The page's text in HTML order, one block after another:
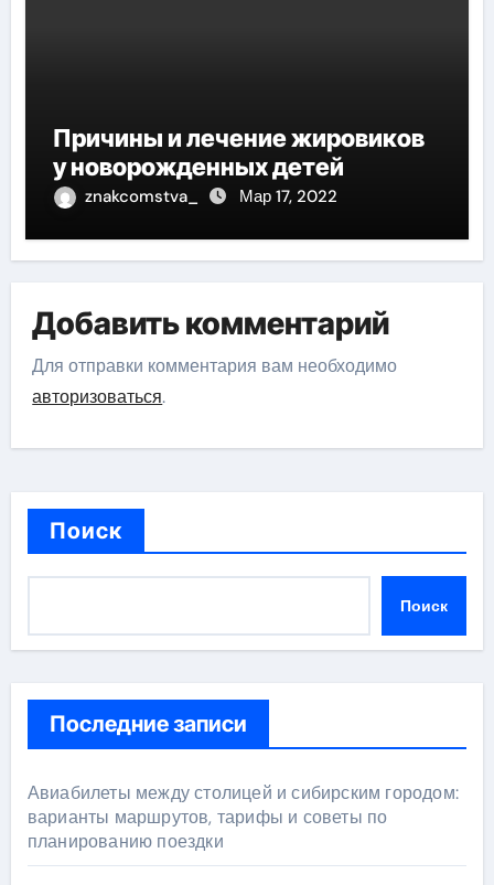
Причины и лечение жировиков
у новорожденных детей
znakcomstva_ Мар 17, 2022
Добавить комментарий
Для отправки комментария вам необходимо
авторизоваться.
Поиск
Поиск
Последние записи
Авиабилеты между столицей и сибирским городом:
варианты маршрутов, тарифы и советы по
планированию поездки